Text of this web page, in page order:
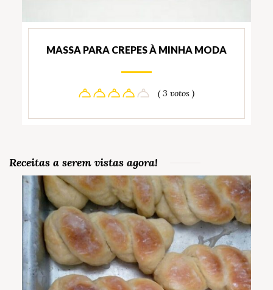
MASSA PARA CREPES À MINHA MODA
( 3 votos )
Receitas a serem vistas agora!